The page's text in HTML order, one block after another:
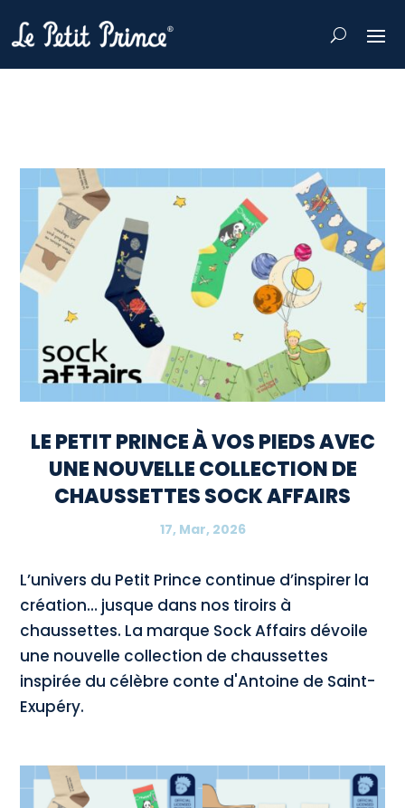
LE PETIT PRINCE À VOS PIEDS AVEC
UNE NOUVELLE COLLECTION DE
CHAUSSETTES SOCK AFFAIRS
17, Mar, 2026
L’univers du Petit Prince continue d’inspirer la
création… jusque dans nos tiroirs à
chaussettes. La marque Sock Affairs dévoile
une nouvelle collection de chaussettes
inspirée du célèbre conte d'Antoine de Saint-
Exupéry.